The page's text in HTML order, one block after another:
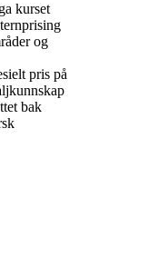
kurset
og
pris på
bak